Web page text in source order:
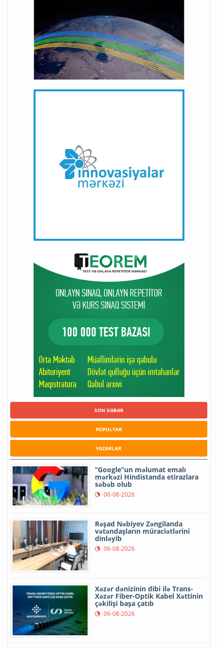
SON XƏBƏR
POPULYAR
YAZARLAR
“Google”un məlumat emalı
mərkəzi Hindistanda etirazlara
səbəb olub
06-08-2026
Rəşad Nəbiyev Zəngilanda
vətəndaşların müraciətlərini
dinləyib
06-08-2026
Xəzər dənizinin dibi ilə Trans-
Xəzər Fiber-Optik Kabel Xəttinin
çəkilişi başa çatıb
06-08-2026